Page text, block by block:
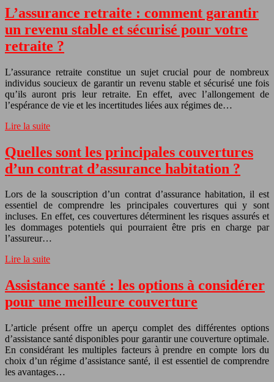
L’assurance retraite : comment garantir
un revenu stable et sécurisé pour votre
retraite ?
L’assurance retraite constitue un sujet crucial pour de nombreux
individus soucieux de garantir un revenu stable et sécurisé une fois
qu’ils auront pris leur retraite. En effet, avec l’allongement de
l’espérance de vie et les incertitudes liées aux régimes de…
Lire la suite
Quelles sont les principales couvertures
d’un contrat d’assurance habitation ?
Lors de la souscription d’un contrat d’assurance habitation, il est
essentiel de comprendre les principales couvertures qui y sont
incluses. En effet, ces couvertures déterminent les risques assurés et
les dommages potentiels qui pourraient être pris en charge par
l’assureur…
Lire la suite
Assistance santé : les options à considérer
pour une meilleure couverture
L’article présent offre un aperçu complet des différentes options
d’assistance santé disponibles pour garantir une couverture optimale.
En considérant les multiples facteurs à prendre en compte lors du
choix d’un régime d’assistance santé, il est essentiel de comprendre
les avantages…